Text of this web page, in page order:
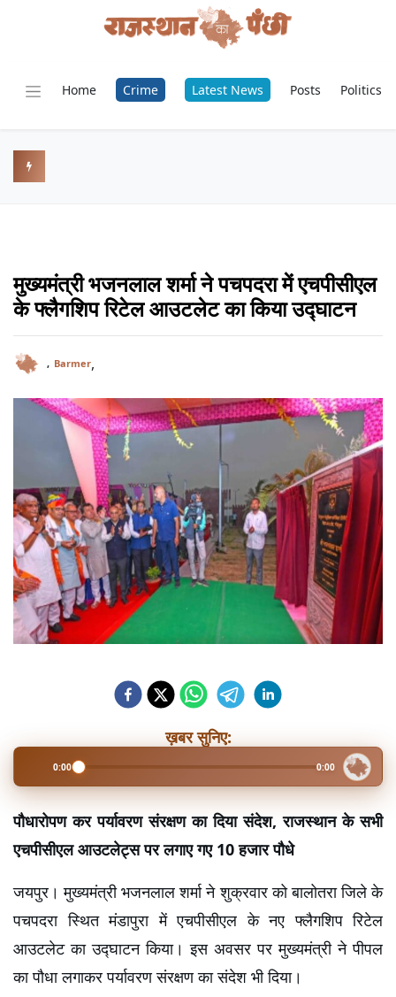
Home Crime Latest News Posts Politics
मुख्यमंत्री भजनलाल शर्मा ने पचपदरा में एचपीसीएल
के फ्लैगशिप रिटेल आउटलेट का किया उद्घाटन
, Barmer,
ख़बर सुनिए:
0:00 0:00
पौधारोपण कर पर्यावरण संरक्षण का दिया संदेश, राजस्थान के सभी
एचपीसीएल आउटलेट्स पर लगाए गए 10 हजार पौधे
जयपुर। मुख्यमंत्री भजनलाल शर्मा ने शुक्रवार को बालोतरा जिले के
पचपदरा स्थित मंडापुरा में एचपीसीएल के नए फ्लैगशिप रिटेल
आउटलेट का उद्घाटन किया। इस अवसर पर मुख्यमंत्री ने पीपल
का पौधा लगाकर पर्यावरण संरक्षण का संदेश भी दिया।